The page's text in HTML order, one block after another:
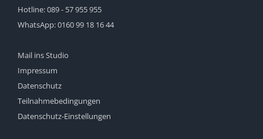
Hotline:089 - 57 955 955
WhatsApp:0160 99 18 16 44
Mail ins Studio
Impressum
Datenschutz
Teilnahmebedingungen
Datenschutz-Einstellungen